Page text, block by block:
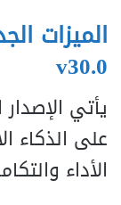
v30.0
يأتي
على الذكاء
الأداء